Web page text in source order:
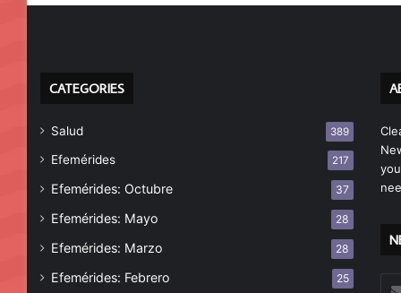
CATEGORIES
Salud 389
Efemérides 217
Efemérides: Octubre 37
Efemérides: Mayo 28
Efemérides: Marzo 28
Efemérides: Febrero 25